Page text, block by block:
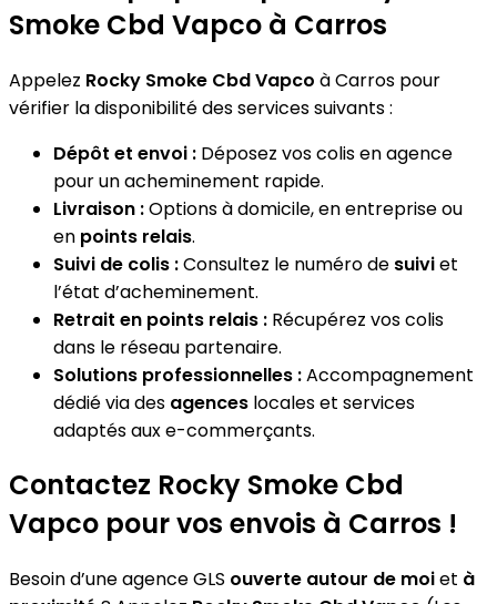
Smoke Cbd Vapco à Carros
Appelez Rocky Smoke Cbd Vapco à Carros pour
vérifier la disponibilité des services suivants :
Dépôt et envoi : Déposez vos colis en agence
pour un acheminement rapide.
Livraison :Options à domicile, en entreprise ou
en points relais.
Suivi de colis :Consultez le numéro de suiviet
l’état d’acheminement.
Retrait en points relais : Récupérez vos colis
dans le réseau partenaire.
Solutions professionnelles :Accompagnement
dédié via des agences locales et services
adaptés aux e-commerçants.
Contactez Rocky Smoke Cbd
Vapco pour vos envois à Carros !
Besoin d’une agence GLS ouverte autour de moiet à